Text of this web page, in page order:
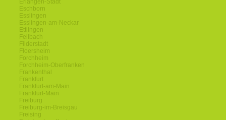
Erlangen-Stadt
Eschborn
Esslingen
Esslingen-am-Neckar
Ettlingen
Fellbach
Filderstadt
Floersheim
Forchheim
Forchheim-Oberfranken
Frankenthal
Frankfurt
Frankfurt-am-Main
Frankfurt-Main
Freiburg
Freiburg-im-Breisgau
Freising